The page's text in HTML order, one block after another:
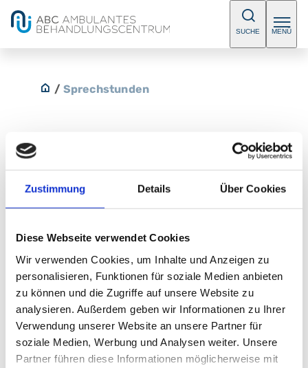
Zustimmung Details Über Cookies
Diese Webseite verwendet Cookies
Wir verwenden Cookies, um Inhalte und Anzeigen zu
personalisieren, Funktionen für soziale Medien anbieten
zu können und die Zugriffe auf unsere Website zu
analysieren. Außerdem geben wir Informationen zu Ihrer
Verwendung unserer Website an unsere Partner für
soziale Medien, Werbung und Analysen weiter. Unsere
Partner führen diese Informationen möglicherweise mit
SUCHE MENÜ
/ Sprechstunden
Neuropädiatrische Sprechstunde
Bitte vereinbaren Sie einen Termin.
E-Mail: abc-sued@klinikum-nuernberg.de
Telefon: +49 (0) 911 398-7755
Fax:+49 (0) 911 398-7756
Klinik für Neugeborene, Kinder und Jugendliche
Klinikum Nürnberg, Campus Süd
Breslauer Str. 201